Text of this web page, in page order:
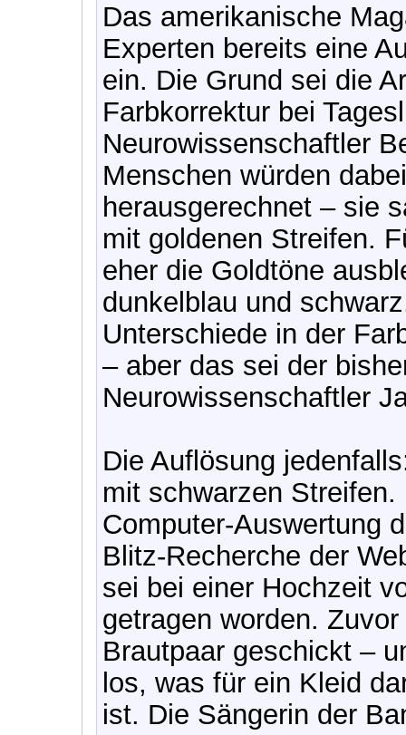
Das amerikanische
Experten bereits eine
ein. Die Grund sei die
Farbkorrektur bei
Neurowissenschaftler
Menschen würden
herausgerechnet – sie
mit goldenen Streifen.
eher die Goldtöne
dunkelblau und
Unterschiede in der
– aber das sei der
Neurowissenschaftler
Die Auflösung
mit schwarzen
Computer-Auswertung
Blitz-Recherche der
sei bei einer Hochzeit
getragen worden.
Brautpaar geschickt –
los, was für ein Kleid
ist. Die Sängerin der